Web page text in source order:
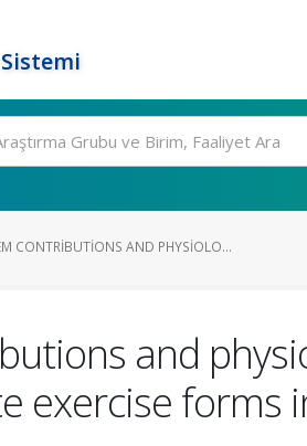
CONTRIBUTIONS AND PHYSIOLO...
and
exercise forms